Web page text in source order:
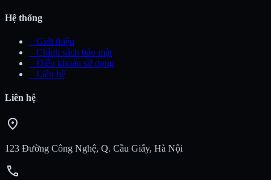
Hệ thống
Giới thiệu
Chính sách bảo mật
Điều khoản sử dụng
Liên hệ
Liên hệ
location_on
123 Đường Công Nghệ, Q. Cầu Giấy, Hà Nội
call